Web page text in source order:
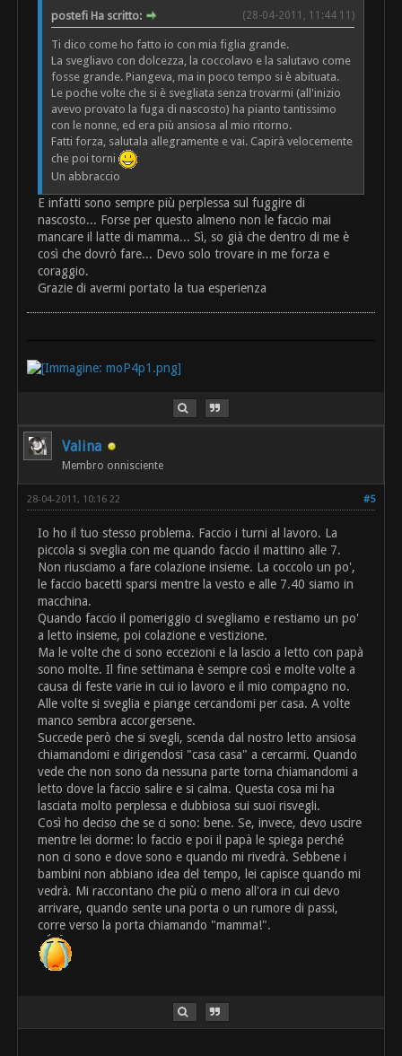
(28-04-2011, 11:44 11)
postefi Ha scritto:
Ti dico come ho fatto io con mia figlia grande.
La svegliavo con dolcezza, la coccolavo e la salutavo come
fosse grande. Piangeva, ma in poco tempo si è abituata.
Le poche volte che si è svegliata senza trovarmi (all'inizio
avevo provato la fuga di nascosto) ha pianto tantissimo
con le nonne, ed era più ansiosa al mio ritorno.
Fatti forza, salutala allegramente e vai. Capirà velocemente
che poi torni
Un abbraccio
E infatti sono sempre più perplessa sul fuggire di
nascosto... Forse per questo almeno non le faccio mai
mancare il latte di mamma... Sì, so già che dentro di me è
così che dovrò fare... Devo solo trovare in me forza e
coraggio.
Grazie di avermi portato la tua esperienza
Valina
Membro onnisciente
#5
28-04-2011, 10:16 22
Io ho il tuo stesso problema. Faccio i turni al lavoro. La
piccola si sveglia con me quando faccio il mattino alle 7.
Non riusciamo a fare colazione insieme. La coccolo un po',
le faccio bacetti sparsi mentre la vesto e alle 7.40 siamo in
macchina.
Quando faccio il pomeriggio ci svegliamo e restiamo un po'
a letto insieme, poi colazione e vestizione.
Ma le volte che ci sono eccezioni e la lascio a letto con papà
sono molte. Il fine settimana è sempre così e molte volte a
causa di feste varie in cui io lavoro e il mio compagno no.
Alle volte si sveglia e piange cercandomi per casa. A volte
manco sembra accorgersene.
Succede però che si svegli, scenda dal nostro letto ansiosa
chiamandomi e dirigendosi "casa casa" a cercarmi. Quando
vede che non sono da nessuna parte torna chiamandomi a
letto dove la faccio salire e si calma. Questa cosa mi ha
lasciata molto perplessa e dubbiosa sui suoi risvegli.
Così ho deciso che se ci sono: bene. Se, invece, devo uscire
mentre lei dorme: lo faccio e poi il papà le spiega perché
non ci sono e dove sono e quando mi rivedrà. Sebbene i
bambini non abbiano idea del tempo, lei capisce quando mi
vedrà. Mi raccontano che più o meno all'ora in cui devo
arrivare, quando sente una porta o un rumore di passi,
corre verso la porta chiamando "mamma!".